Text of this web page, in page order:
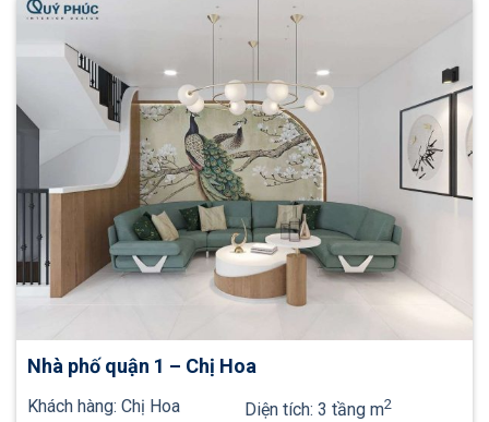
Nhà phố quận 1 – Chị Hoa
Khách hàng: Chị Hoa Diện tích: 3 tầng m2